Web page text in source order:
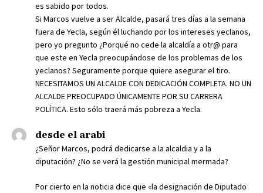
es sabido por todos.
Si Marcos vuelve a ser Alcalde, pasará tres días a la semana
fuera de Yecla, según él luchando por los intereses yeclanos,
pero yo pregunto ¿Porqué no cede la alcaldía a otr@ para
que este en Yecla preocupándose de los problemas de los
yeclanos? Seguramente porque quiere asegurar el tiro.
NECESITAMOS UN ALCALDE CON DEDICACIÓN COMPLETA. NO UN
ALCALDE PREOCUPADO ÚNICAMENTE POR SU CARRERA
POLÍTICA. Esto sólo traerá más pobreza a Yecla.
desde el arabi
¿Señor Marcos, podrá dedicarse a la alcaldia y a la
diputación? ¿No se verá la gestión municipal mermada?
Por cierto en la noticia dice que «la designación de Diputado